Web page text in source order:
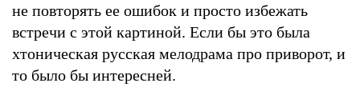
не повторять ее ошибок и просто избежать
встречи с этой картиной. Если бы это была
хтоническая русская мелодрама про приворот, и
то было бы интересней.